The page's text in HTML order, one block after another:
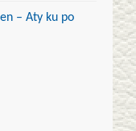
– Aty ku po